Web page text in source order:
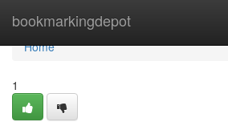
bookmarkingdepot
Home
Home
1